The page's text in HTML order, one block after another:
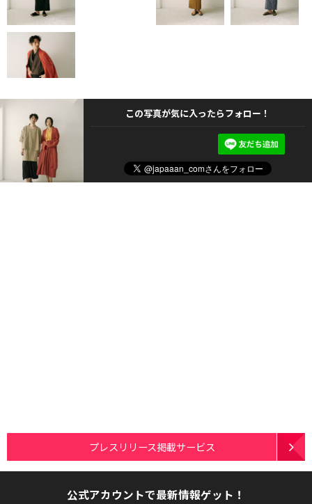
この写真が気に入ったらフォロー！
プレスリリース掲載サービス
公式アカウントで最新情報ゲット！